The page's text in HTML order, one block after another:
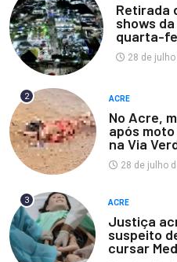
Retirada
shows
quarta-
28 de
2 ACRE
No Acre,
após
na Via
28 de julho
3 ACRE
Justiça
suspeito
cursar